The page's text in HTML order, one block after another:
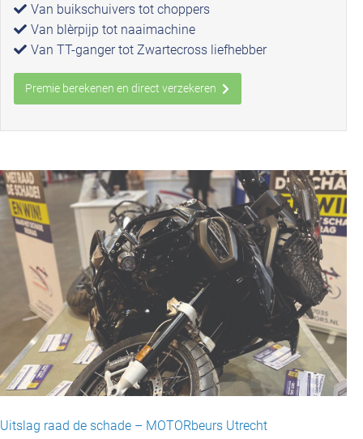
Van buikschuivers tot choppers
Van blèrpijp tot naaimachine
Van TT-ganger tot Zwartecross liefhebber
Premie berekenen en direct verzekeren
Uitslag raad de schade – MOTORbeurs Utrecht